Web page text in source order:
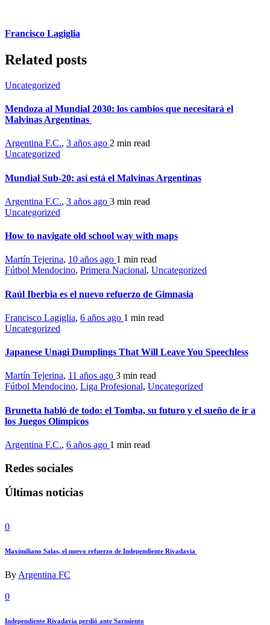
Francisco Lagiglia
Related posts
Uncategorized
Mendoza al Mundial 2030: los cambios que necesitará el
Malvinas Argentinas
Argentina F.C., 3 años ago 2 min read
Uncategorized
Mundial Sub-20: así está el Malvinas Argentinas
Argentina F.C., 3 años ago 3 min read
Uncategorized
How to navigate old school way with maps
Martín Tejerina, 10 años ago 1 min read
Fútbol Mendocino, Primera Nacional, Uncategorized
Raúl Iberbia es el nuevo refuerzo de Gimnasia
Francisco Lagiglia, 6 años ago 1 min read
Uncategorized
Japanese Unagi Dumplings That Will Leave You Speechless
Martín Tejerina, 11 años ago 3 min read
Fútbol Mendocino, Liga Profesional, Uncategorized
Brunetta habló de todo: el Tomba, su futuro y el sueño de ir a
los Juegos Olímpicos
Argentina F.C., 6 años ago 1 min read
Redes sociales
Últimas noticias
0
Maximiliano Salas, el nuevo refuerzo de Independiente Rivadavia
By Argentina FC
0
Independiente Rivadavia perdió ante Sarmiento